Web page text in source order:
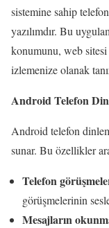
sistemine sahip
yazılımdır. Bu
konumunu, web sitesi
izlemenize olanak
Android Telefon
Android telefon
sunar. Bu özellikler
Telefon
görüşmelerinin
Mesajların